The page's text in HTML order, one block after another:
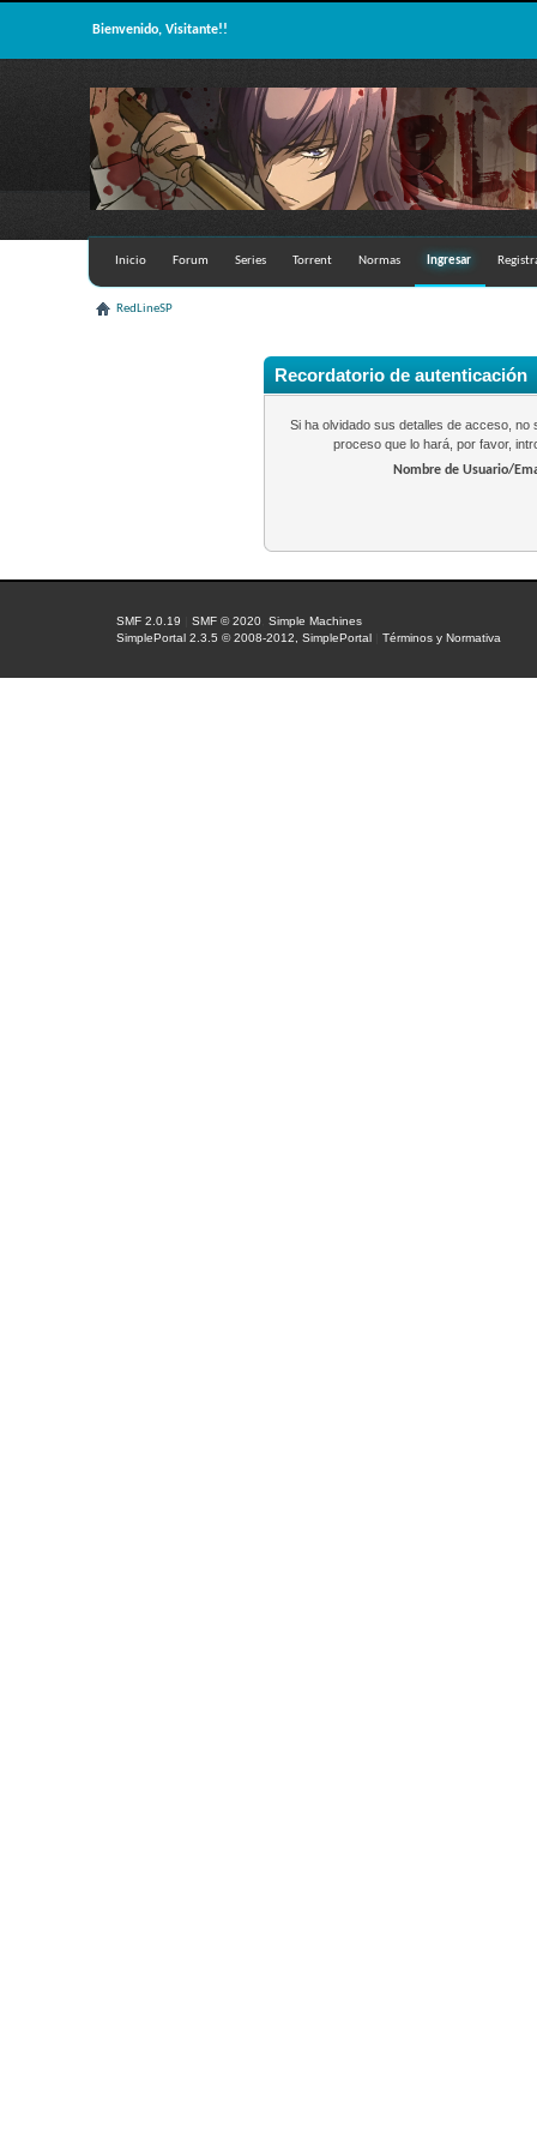
Bienvenido, Visitante!!
Inicio Forum Series Torrent Normas Ingresar
RedLineSP
Recordatorio de autenticación
Si ha olvidado sus detalles de acceso,
proceso que lo hará, por favor,
Nombre de Usuario/
SMF 2.0.19 |SMF © 2020 ,Simple Machines
SimplePortal 2.3.5 © 2008-2012, SimplePortal
|Términos y Normativa